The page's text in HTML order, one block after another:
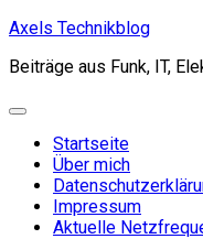
Skip
content
Axels Technikblog
Beiträge aus Funk, IT,
Expand
Startseite
Über mich
Impressum
Aktuelle